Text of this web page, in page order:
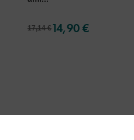
17,14 €14,90 €